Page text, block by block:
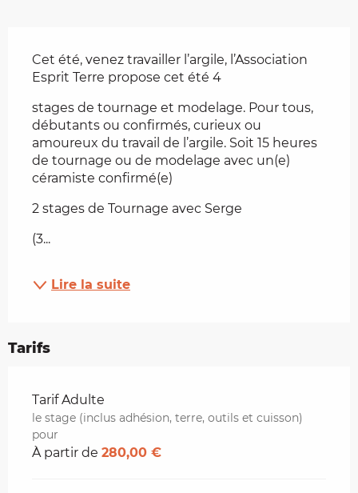
Cet été, venez travailler l’argile, l’Association
Esprit Terre propose cet été 4
stages de tournage et modelage. Pour tous,
débutants ou confirmés, curieux ou
amoureux du travail de l’argile. Soit 15 heures
de tournage ou de modelage avec un(e)
céramiste confirmé(e)
2 stages de Tournage avec Serge
(3...
Lire la suite
Tarifs
Tarifs 2026
Tarif Adulte
le stage (inclus adhésion, terre, outils et cuisson)
pour
À partir de 280,00 €